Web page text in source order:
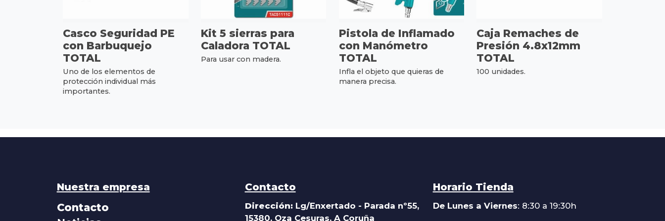
Casco Seguridad PE
con Barbuquejo
TOTAL
Uno de los elementos de
protección individual más
importantes.
Kit 5 sierras para
Caladora TOTAL
Para usar con madera.
Pistola de Inflamado
con Manómetro
TOTAL
Infla el objeto que quieras de
manera precisa.
Caja Remaches de
Presión 4.8x12mm
TOTAL
100 unidades.
Nuestra empresa
Contacto
Contacto
Dirección: Lg/Enxertado - Parada nº55,
15380, Oza Cesuras, A Coruña
Horario Tienda
De Lunes a Viernes: 8:30 a 19:30h